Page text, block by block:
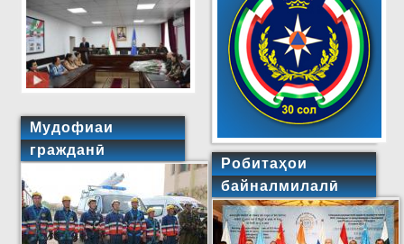
Мудофиаи
гражданӣ
Робитаҳои
байналмилалӣ